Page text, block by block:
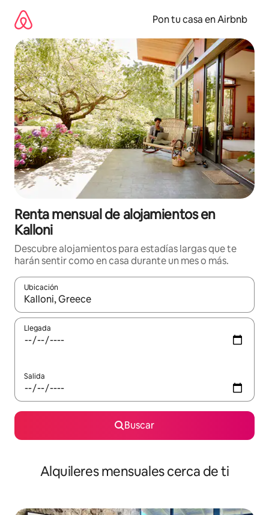
contenido
Pon tu casa en Airbnb
Renta mensual de alojamientos en
Kalloni
Descubre alojamientos para estadías largas que te
harán sentir como en casa durante un mes o más.
Ubicación
Cuando los resultados estén disponibles, navega con las
Llegada
Salida
Buscar
Alquileres mensuales cerca de ti